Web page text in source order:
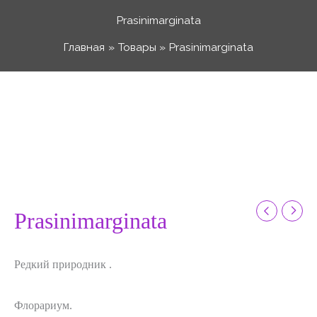
содержимому
Prasinimarginata
Главная
Товары Prasinimarginata
Prasinimarginata
Редкий природник .
Флорариум.